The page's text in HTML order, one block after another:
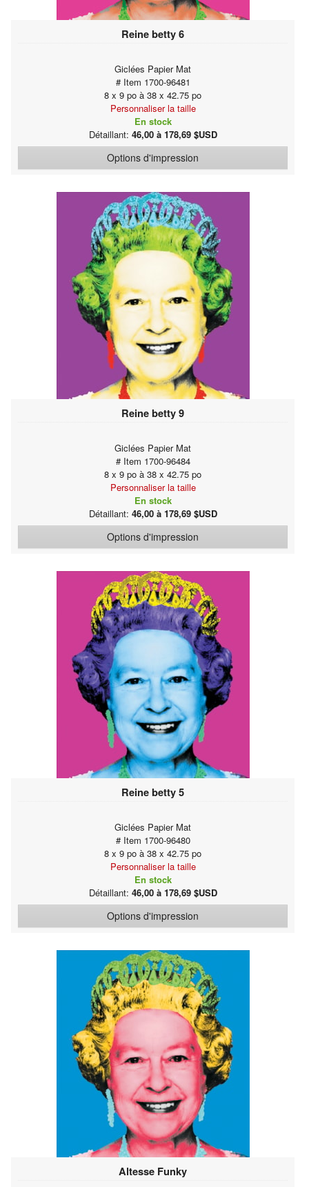
Reine betty 6
Giclées Papier Mat
# Item 1700-96481
8 x 9 po à 38 x 42.75 po
Personnaliser la taille
En stock
Détaillant: 46,00 à 178,69 $USD
Options d'impression
Reine betty 9
Giclées Papier Mat
# Item 1700-96484
8 x 9 po à 38 x 42.75 po
Personnaliser la taille
En stock
Détaillant: 46,00 à 178,69 $USD
Options d'impression
Reine betty 5
Giclées Papier Mat
# Item 1700-96480
8 x 9 po à 38 x 42.75 po
Personnaliser la taille
En stock
Détaillant: 46,00 à 178,69 $USD
Options d'impression
Altesse Funky